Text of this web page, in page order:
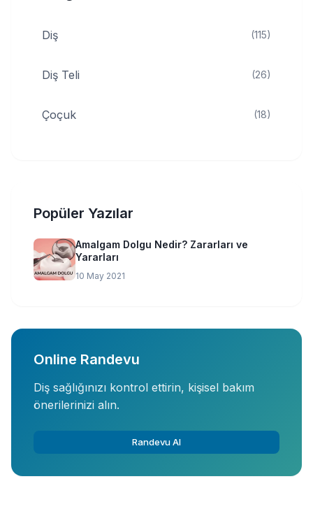
Diş (115)
Diş Teli (26)
Çoçuk (18)
Popüler Yazılar
Amalgam Dolgu Nedir? Zararları ve
Yararları
10 May 2021
Online Randevu
Diş sağlığınızı kontrol ettirin, kişisel bakım
önerilerinizi alın.
Randevu Al